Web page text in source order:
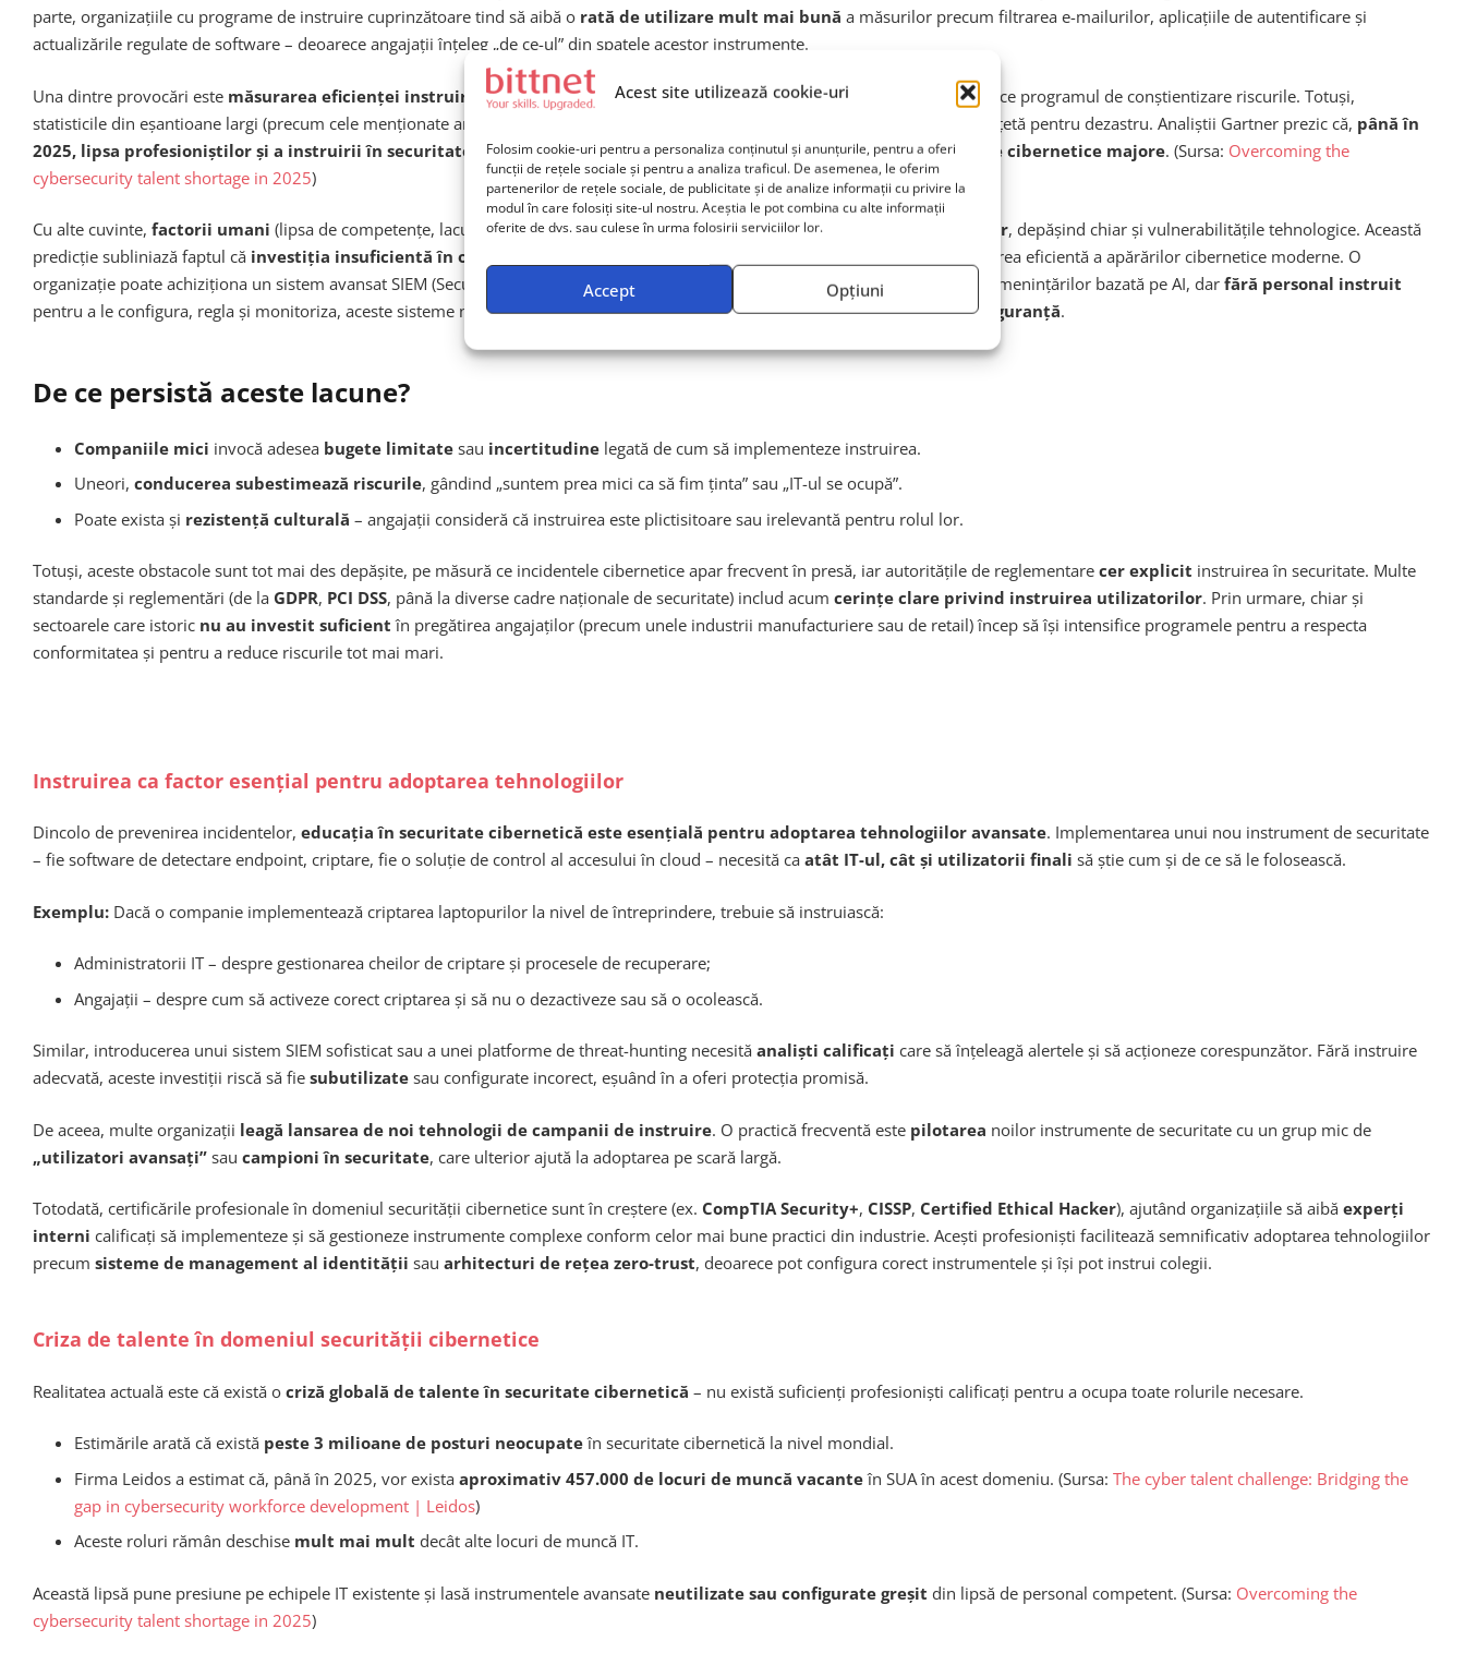
Acest site utilizează cookie-uri
Folosim cookie-uri pentru a personaliza conținutul și anunțurile, pentru a oferi
funcții de rețele sociale și pentru a analiza traficul. De asemenea, le oferim
partenerilor de rețele sociale, de publicitate și de analize informații cu privire la
modul în care folosiți site-ul nostru. Aceștia le pot combina cu alte informații
oferite de dvs. sau culese în urma folosirii serviciilor lor.
Accept Opțiuni
parte, organizațiile cu programe de instruire cuprinzătoare tind să aibă o rată de utilizare mult mai bună a măsurilor precum filtrarea e-mailurilor, aplicațiile de autentificare și
actualizările regulate de software – deoarece angajații înțeleg „de ce-ul” din spatele acestor instrumente.
Una dintre provocări este măsurarea eficienței instruirii
– mulți lideri în securitate se străduiesc să cuantifice cât de mult reduce programul de conștientizare riscurile. Totuși,
statisticile din eșantioane largi (precum cele menționate anterior) susțin convingător ideea că lipsa instruirii utilizatorilor este o rețetă pentru dezastru. Analiștii Gartner prezic că, până în
2025, lipsa profesioniștilor și a instruirii în securitate cibernetică va fi responsabilă pentru peste 50% din incidentele cibernetice majore. (Sursa: Overcoming the
cybersecurity talent shortage in 2025)
Cu alte cuvinte, factorii umani (lipsa de competențe, lacunele de cunoștințe) sunt pe cale să devinăprincipala cauză a breșelor, depășind chiar și vulnerabilitățile tehnologice. Această
predicție subliniază faptul că investiția insuficientă în oameni
(prin angajare sau instruire) afectează direct adoptarea și utilizarea eficientă a apărărilor cibernetice moderne. O
organizație poate achiziționa un sistem avansat SIEM (Security Information and Event Management) sau o soluție de detectare a amenințărilor bazată pe AI, dar fără personal instruit
pentru a le configura, regla și monitoriza, aceste sisteme nu vor aduce valoare – sau, mai grav, pot crea unfals sentiment de siguranță.
De ce persistă aceste lacune?
Companiile mici invocă adesea bugete limitatesau incertitudinelegată de cum să implementeze instruirea.
Uneori, conducerea subestimează riscurile, gândind „suntem prea mici ca să fim ținta” sau „IT-ul se ocupă”.
Poate exista și rezistență culturală – angajații consideră că instruirea este plictisitoare sau irelevantă pentru rolul lor.
Totuși, aceste obstacole sunt tot mai des depășite, pe măsură ce incidentele cibernetice apar frecvent în presă, iar autoritățile de reglementare cer explicit instruirea în securitate. Multe
standarde și reglementări (de la GDPR, PCI DSS, până la diverse cadre naționale de securitate) includ acum cerințe clare privind instruirea utilizatorilor. Prin urmare, chiar și
sectoarele care istoric nu au investit suficient în pregătirea angajaților (precum unele industrii manufacturiere sau de retail) încep să își intensifice programele pentru a respecta
conformitatea și pentru a reduce riscurile tot mai mari.
Instruirea ca factor esențial pentru adoptarea tehnologiilor
Dincolo de prevenirea incidentelor, educația în securitate cibernetică este esențială pentru adoptarea tehnologiilor avansate. Implementarea unui nou instrument de securitate
– fie software de detectare endpoint, criptare, fie o soluție de control al accesului în cloud – necesită ca atât IT-ul, cât și utilizatorii finali să știe cum și de ce să le folosească.
Exemplu: Dacă o companie implementează criptarea laptopurilor la nivel de întreprindere, trebuie să instruiască:
Administratorii IT – despre gestionarea cheilor de criptare și procesele de recuperare;
Angajații – despre cum să activeze corect criptarea și să nu o dezactiveze sau să o ocolească.
Similar, introducerea unui sistem SIEM sofisticat sau a unei platforme de threat-hunting necesită analiști calificați care să înțeleagă alertele și să acționeze corespunzător. Fără instruire
adecvată, aceste investiții riscă să fie subutilizate sau configurate incorect, eșuând în a oferi protecția promisă.
De aceea, multe organizații leagă lansarea de noi tehnologii de campanii de instruire. O practică frecventă este pilotarea noilor instrumente de securitate cu un grup mic de
„utilizatori avansați” sau campioni în securitate, care ulterior ajută la adoptarea pe scară largă.
Totodată, certificările profesionale în domeniul securității cibernetice sunt în creștere (ex. CompTIA Security+, CISSP, Certified Ethical Hacker), ajutând organizațiile să aibă experți
interni calificați să implementeze și să gestioneze instrumente complexe conform celor mai bune practici din industrie. Acești profesioniști facilitează semnificativ adoptarea tehnologiilor
precum sisteme de management al identității sau arhitecturi de rețea zero-trust, deoarece pot configura corect instrumentele și își pot instrui colegii.
Criza de talente în domeniul securității cibernetice
Realitatea actuală este că există o criză globală de talente în securitate cibernetică – nu există suficienți profesioniști calificați pentru a ocupa toate rolurile necesare.
Estimările arată că există peste 3 milioane de posturi neocupateîn securitate cibernetică la nivel mondial.
Firma Leidos a estimat că, până în 2025, vor exista aproximativ 457.000 de locuri de muncă vacanteîn SUA în acest domeniu. (Sursa: The cyber talent challenge: Bridging the
gap in cybersecurity workforce development | Leidos)
Aceste roluri rămân deschise mult mai mult decât alte locuri de muncă IT.
Această lipsă pune presiune pe echipele IT existente și lasă instrumentele avansate neutilizate sau configurate greșit din lipsă de personal competent. (Sursa: Overcoming the
cybersecurity talent shortage in 2025)